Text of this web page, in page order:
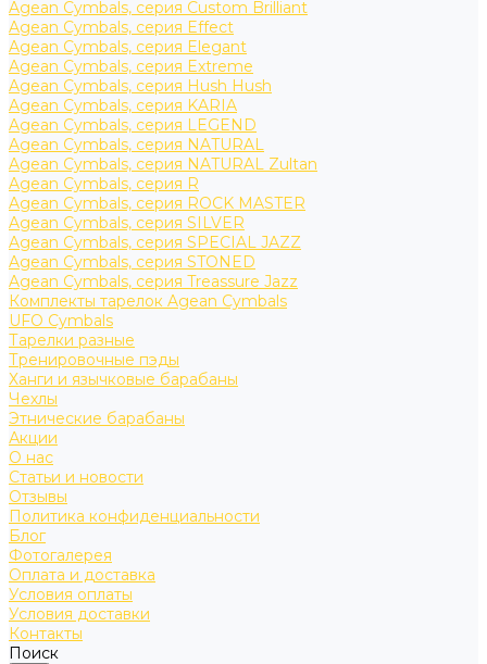
Agean Cymbals, серия Custom Brilliant
Agean Cymbals, серия Effect
Agean Cymbals, серия Elegant
Agean Cymbals, серия Extreme
Agean Cymbals, серия Hush Hush
Agean Cymbals, серия KARIA
Agean Cymbals, серия LEGEND
Agean Cymbals, серия NATURAL
Agean Cymbals, серия NATURAL Zultan
Agean Cymbals, серия R
Agean Cymbals, серия ROCK MASTER
Agean Cymbals, серия SILVER
Agean Cymbals, серия SPECIAL JAZZ
Agean Cymbals, серия STONED
Agean Cymbals, серия Treassure Jazz
Комплекты тарелок Agean Cymbals
UFO Cymbals
Тарелки разные
Тренировочные пэды
Ханги и язычковые барабаны
Чехлы
Этнические барабаны
Акции
О нас
Статьи и новости
Отзывы
Политика конфиденциальности
Блог
Фотогалерея
Оплата и доставка
Условия оплаты
Условия доставки
Контакты
Поиск